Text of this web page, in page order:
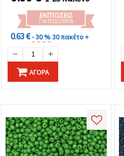
ΕΚΠΤΏΣΕΙΣ
ΓΙΑ ΠΟΣΌΤΗΤΑ
0.63 €- 30 %30 πακέτο +
ΑΓΟΡΆ